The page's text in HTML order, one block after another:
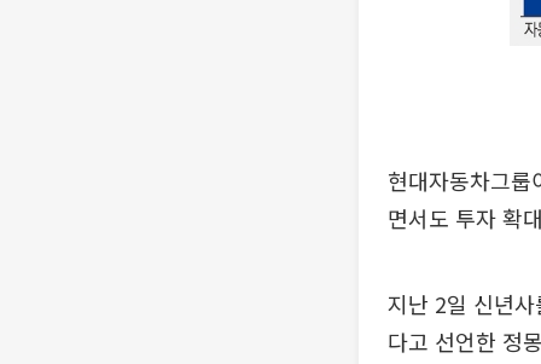
현대자동차그
면서도 투자 확
지난 2일 신년사
다고 선언한 정